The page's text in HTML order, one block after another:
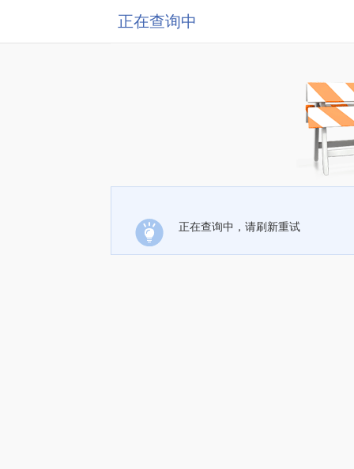
正在查询中
正在查询中，请刷新重试